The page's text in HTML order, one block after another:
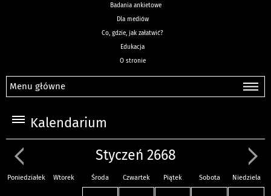
Badania ankietowe
Dla mediów
Co, gdzie, jak załatwić?
Edukacja
O stronie
Menu główne
Kalendarium
Styczeń 2668
Poniedziałek Wtorek Środa Czwartek Piątek Sobota Niedziela